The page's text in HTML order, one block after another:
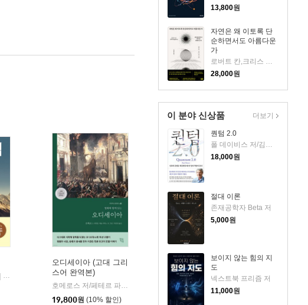
13,800원
자연은 왜 이토록 단
순하면서도 아름다운
가
로버트 칸,크리스 퀴그 저/박병철 역
28,000원
이 분야 신상품
퀀텀 2.0
폴 데이비스 저/김영태 역
18,000원
절대 이론
존재공학자 Beta 저
5,000원
보이지 않는 힘의 지
도
넥스트북 프리즘 저
11,000원
더보기
윌북(willbook)
오디세이아 (고대 그리
스어 완역본)
호메로스 저/페테르 파울 루벤스 그림/박문재 역 |
19,800원 (10% 할인)